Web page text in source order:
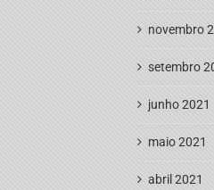
novembro
setembro
junho 2021
maio 2021
abril 2021